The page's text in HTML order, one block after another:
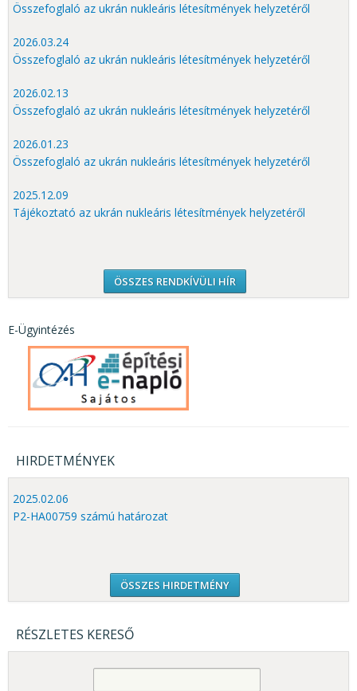
Összefoglaló az ukrán nukleáris létesítmények helyzetéről
2026.03.24
Összefoglaló az ukrán nukleáris létesítmények helyzetéről
2026.02.13
Összefoglaló az ukrán nukleáris létesítmények helyzetéről
2026.01.23
Összefoglaló az ukrán nukleáris létesítmények helyzetéről
2025.12.09
Tájékoztató az ukrán nukleáris létesítmények helyzetéről
ÖSSZES RENDKÍVÜLI HÍR
E-Ügyintézés
HIRDETMÉNYEK
2025.02.06
P2-HA00759 számú határozat
ÖSSZES HIRDETMÉNY
RÉSZLETES KERESŐ